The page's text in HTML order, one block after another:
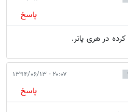
پاسخ
در هری پاتر.
۲۰:۰۷ - ۱۳۹۴/۰۶/۱۳
پاسخ